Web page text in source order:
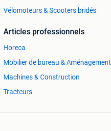
Vélomoteurs & Scooters bridés
Articles professionnels
Horeca
Mobilier de bureau & Aménagement
Machines & Construction
Tracteurs